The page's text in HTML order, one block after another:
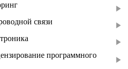
связи
программного